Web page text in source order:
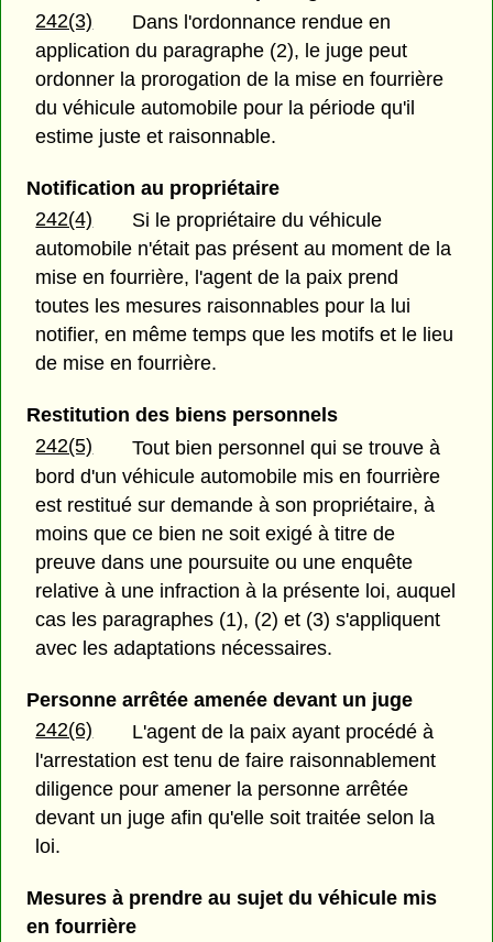
242(3)
Dans l'ordonnance rendue en
application du paragraphe (2), le juge peut
ordonner la prorogation de la mise en fourrière
du véhicule automobile pour la période qu'il
estime juste et raisonnable.
Notification au propriétaire
242(4)
Si le propriétaire du véhicule
automobile n'était pas présent au moment de la
mise en fourrière, l'agent de la paix prend
toutes les mesures raisonnables pour la lui
notifier, en même temps que les motifs et le lieu
de mise en fourrière.
Restitution des biens personnels
242(5)
Tout bien personnel qui se trouve à
bord d'un véhicule automobile mis en fourrière
est restitué sur demande à son propriétaire, à
moins que ce bien ne soit exigé à titre de
preuve dans une poursuite ou une enquête
relative à une infraction à la présente loi, auquel
cas les paragraphes (1), (2) et (3) s'appliquent
avec les adaptations nécessaires.
Personne arrêtée amenée devant un juge
242(6)
L'agent de la paix ayant procédé à
l'arrestation est tenu de faire raisonnablement
diligence pour amener la personne arrêtée
devant un juge afin qu'elle soit traitée selon la
loi.
Mesures à prendre au sujet du véhicule mis
en fourrière